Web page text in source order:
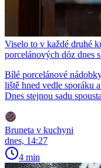
Viselo to v každé druhé
porcelánových dóz dnes
Bílé porcelánové
liště hned vedle sporáku
Dnes stejnou sadu
Bruneta v kuchyni
dnes, 14:27
4 min